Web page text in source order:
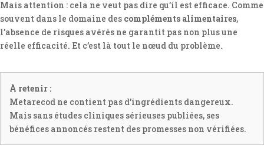
Mais attention : cela ne veut pas dire qu’il est efficace. Comme
souvent dans le domaine des compléments alimentaires,
l’absence de risques avérés ne garantit pas non plus une
réelle efficacité. Et c’est là tout le nœud du problème.
À retenir :
Metarecod ne contient pas d’ingrédients dangereux.
Mais sans études cliniques sérieuses publiées, ses
bénéfices annoncés restent des promesses non vérifiées.